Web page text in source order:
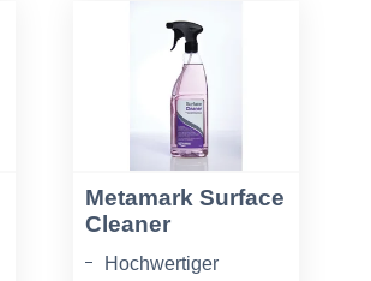
Metamark Surface
Cleaner
Hochwertiger